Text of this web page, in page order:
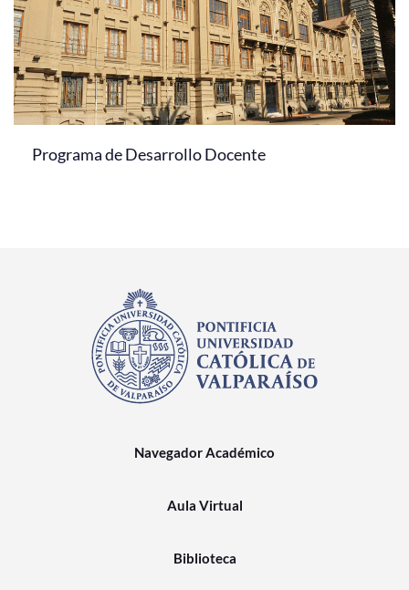
Programa de Desarrollo Docente
Navegador Académico
Aula Virtual
Biblioteca